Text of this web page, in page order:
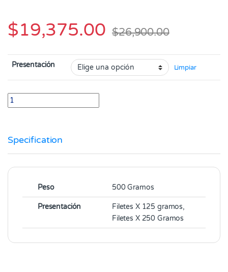
$19,375.00 $26,900.00
Presentación Limpiar
Filete de Pechuga de Pollo Paquete X 500 Gramos quantity
Specification
Peso 500 Gramos
Presentación
Filetes X 125 gramos,
Filetes X 250 Gramos